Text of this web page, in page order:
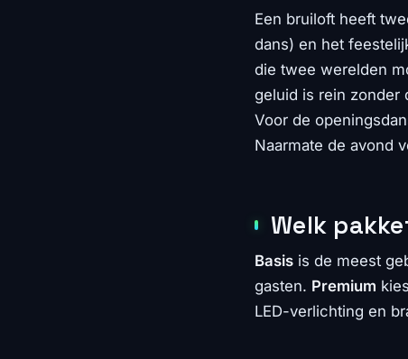
Een bruiloft heeft
dans) en het
die twee werelden
geluid is rein zonder
Voor de
Naarmate de avond
Welk
Basis is de meest
gasten. Premium
LED-verlichting en